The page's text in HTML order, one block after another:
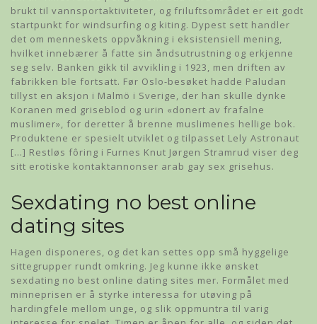
brukt til vannsportaktiviteter, og friluftsområdet er eit godt
startpunkt for windsurfing og kiting. Dypest sett handler
det om menneskets oppvåkning i eksistensiell mening,
hvilket innebærer å fatte sin åndsutrustning og erkjenne
seg selv. Banken gikk til avvikling i 1923, men driften av
fabrikken ble fortsatt. Før Oslo-besøket hadde Paludan
tillyst en aksjon i Malmö i Sverige, der han skulle dynke
Koranen med griseblod og urin «donert av frafalne
muslimer», for deretter å brenne muslimenes hellige bok.
Produktene er spesielt utviklet og tilpasset Lely Astronaut
[…] Restløs fôring i Furnes Knut Jørgen Stramrud viser deg
sitt erotiske kontaktannonser arab gay sex grisehus.
Sexdating no best online
dating sites
Hagen disponeres, og det kan settes opp små hyggelige
sittegrupper rundt omkring. Jeg kunne ikke ønsket
sexdating no best online dating sites mer. Formålet med
minneprisen er å styrke interessa for utøving på
hardingfele mellom unge, og slik oppmuntra til varig